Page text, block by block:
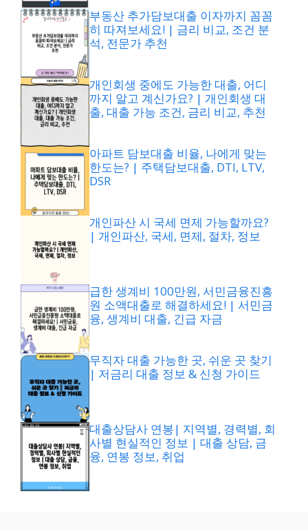
부동산 추가담보대출 이자까지 꼼꼼
히 따져보세요! | 금리 비교, 조건 분
석, 전문가 추천
개인회생 중에도 가능한 대출, 어디
까지 알고 계신가요? | 개인회생 대
출, 대출 가능 조건, 금리 비교, 추천
아파트 담보대출 비율, 나에게 맞는
한도는? | 주택담보대출, DTI, LTV,
DSR
개인파산 시 국세 면제 가능할까요?
| 개인파산, 국세, 면제, 절차, 정보
급한 생계비 100만원, 서민금융진흥
원 소액대출로 해결하세요! | 서민금
융, 생계비 대출, 긴급 자금
무직자 대출 가능한 곳, 쉬운 곳 찾기
| 저금리 대출 정보 & 신청 가이드
대출상담사 연봉| 지역별, 경력별, 회
사별 현실적인 정보 | 대출 상담, 금
융, 연봉 정보, 취업